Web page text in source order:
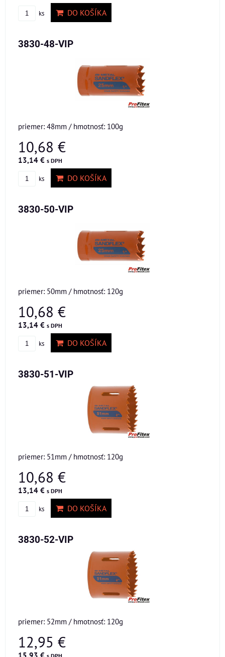
ks DO KOŠÍKA
3830-48-VIP
priemer: 48mm / hmotnosť: 100g
10,68 €
13,14 € s DPH
ks DO KOŠÍKA
3830-50-VIP
priemer: 50mm / hmotnosť: 120g
10,68 €
13,14 € s DPH
ks DO KOŠÍKA
3830-51-VIP
priemer: 51mm / hmotnosť: 120g
10,68 €
13,14 € s DPH
ks DO KOŠÍKA
3830-52-VIP
priemer: 52mm / hmotnosť: 120g
12,95 €
15,93 €